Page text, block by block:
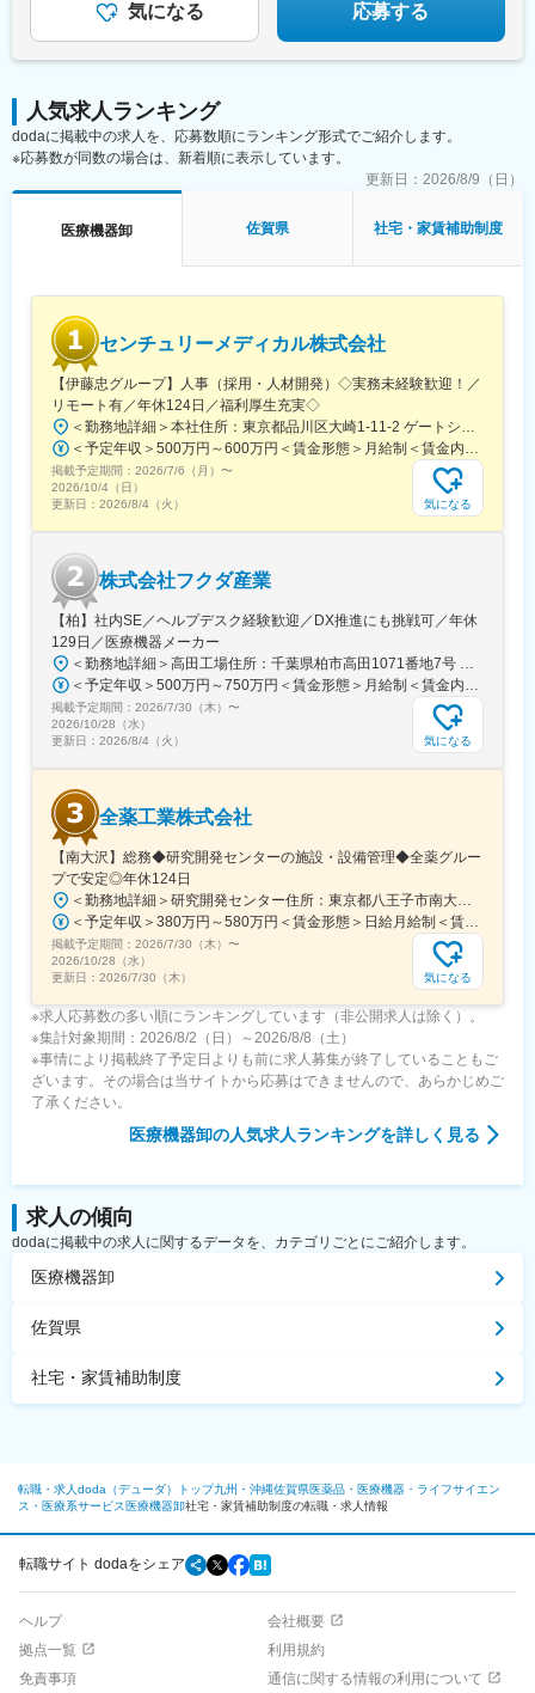
気になる 応募する
人気求人ランキング
dodaに掲載中の求人を、応募数順にランキング形式でご紹介します。
※応募数が同数の場合は、新着順に表示しています。
更新日： 2026/8/9（日）
医療機器卸 佐賀県 社宅・家賃補助制度
センチュリーメディカル株式会社
【伊藤忠グループ】人事（採用・人材開発）◇実務未経験歓迎！／
リモート有／年休124日／福利厚生充実◇
＜勤務地詳細＞本社住所：東京都品川区大崎1-11-2 ゲートシティ大崎イーストタワー22Ｆ勤務地最寄駅：JR山手線／大崎駅受動喫煙対策：屋内全面禁煙変更の範囲：会社の定める事業所（リモートワーク含む）
＜予定年収＞500万円～600万円＜賃金形態＞月給制＜賃金内訳＞月額（基本給）：300,000円～350,000円＜月給＞300,000円～350,000円＜昇給有無＞有＜残業手当＞有＜給与補足＞上記年収は、あくまで目安であり、前職・経験を考慮し検討させて頂きます。■昇給：あり■賞与：あり※会社業績と個人業績に応じて算定されます。賃金はあくまでも目安の金額であり、選考を通じて上下する可能性があります。月給(月額)は固定手当を含めた表記です。
掲載予定期間： 2026/7/6（月） 〜
2026/10/4（日）
更新日： 2026/8/4（火） 気になる
株式会社フクダ産業
【柏】社内SE／ヘルプデスク経験歓迎／DX推進にも挑戦可／年休
129日／医療機器メーカー
＜勤務地詳細＞高田工場住所：千葉県柏市高田1071番地7号 勤務地最寄駅：つくばエクスプレス線／柏の葉キャンパス駅受動喫煙対策：屋内全面禁煙変更の範囲：【変更の範囲：流山本社および高田工場】
＜予定年収＞500万円～750万円＜賃金形態＞月給制＜賃金内訳＞月額（基本給）：300,000円～430,000円＜月給＞300,000円～430,000円＜昇給有無＞有＜残業手当＞有＜給与補足＞※経験・スキルを考慮の上決定いたします。■賞与：年2回（7月・12月）※昨年実績4.2ヶ月■昇給：年1回（1月）■モデル年収：・年収580万円 主任（月給34万円×12ヶ月＋諸手当）・年収820万円 課長（月給48万円×12ヶ月＋諸手当）賃金はあくまでも目安の金額であり、選考を通じて上下する可能性があります。月給(月額)は固定手当を含めた表記です。
掲載予定期間： 2026/7/30（木） 〜
2026/10/28（水）
更新日： 2026/8/4（火） 気になる
全薬工業株式会社
【南大沢】総務◆研究開発センターの施設・設備管理◆全薬グルー
プで安定◎年休124日
＜勤務地詳細＞研究開発センター住所：東京都八王子市南大沢四丁目７－１ 勤務地最寄駅：京王相模原線／南大沢駅受動喫煙対策：屋内全面禁煙変更の範囲：会社の定める事業所
＜予定年収＞380万円～580万円＜賃金形態＞日給月給制＜賃金内訳＞月額（基本給）：243,000円～370,000円/月20日間勤務想定＜想定月額＞243,000円～370,000円＜昇給有無＞有＜残業手当＞有＜給与補足＞※経験やスキルを考慮して決定します。■昇給：年1回■賞与：年2回(7月、12月)賃金はあくまでも目安の金額であり、選考を通じて上下する可能性があります。月給(月額)は固定手当を含めた表記です。
掲載予定期間： 2026/7/30（木） 〜
2026/10/28（水）
更新日： 2026/7/30（木） 気になる
※求人応募数の多い順にランキングしています（非公開求人は除く）。
※集計対象期間：2026/8/2（日）～2026/8/8（土）
※事情により掲載終了予定日よりも前に求人募集が終了していることもご
ざいます。その場合は当サイトから応募はできませんので、あらかじめご
了承ください。
医療機器卸の人気求人ランキングを詳しく見る
求人の傾向
dodaに掲載中の求人に関するデータを、カテゴリごとにご紹介します。
医療機器卸
佐賀県
社宅・家賃補助制度
転職・求人doda（デューダ）トップ九州・沖縄佐賀県医薬品・医療機器・ライフサイエン
ス・医療系サービス 医療機器卸社宅・家賃補助制度の転職・求人情報
転職サイト dodaをシェア
ヘルプ
会社概要
拠点一覧
利用規約
免責事項
通信に関する情報の利用について